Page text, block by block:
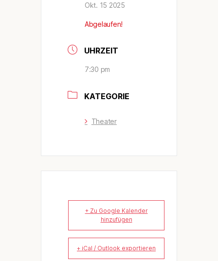
Okt. 15 2025
Abgelaufen!
UHRZEIT
7:30 pm
KATEGORIE
Theater
+ Zu Google Kalender
hinzufügen
+ iCal / Outlook exportieren